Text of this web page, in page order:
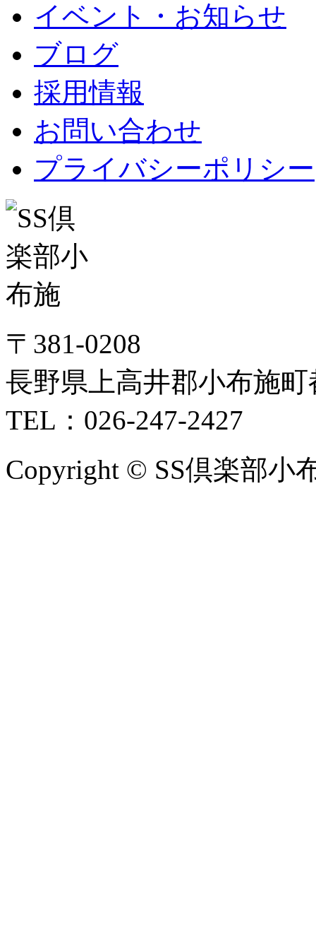
イベント・お知らせ
ブログ
採用情報
お問い合わせ
プライバシーポリシー
〒381-0208
長野県上高井郡小布施町
TEL：026-247-2427
Copyright © SS倶楽部小